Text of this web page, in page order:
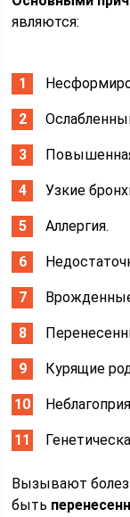
являются:
Узкие
Аллергия.
Курящие
Вызывают
быть